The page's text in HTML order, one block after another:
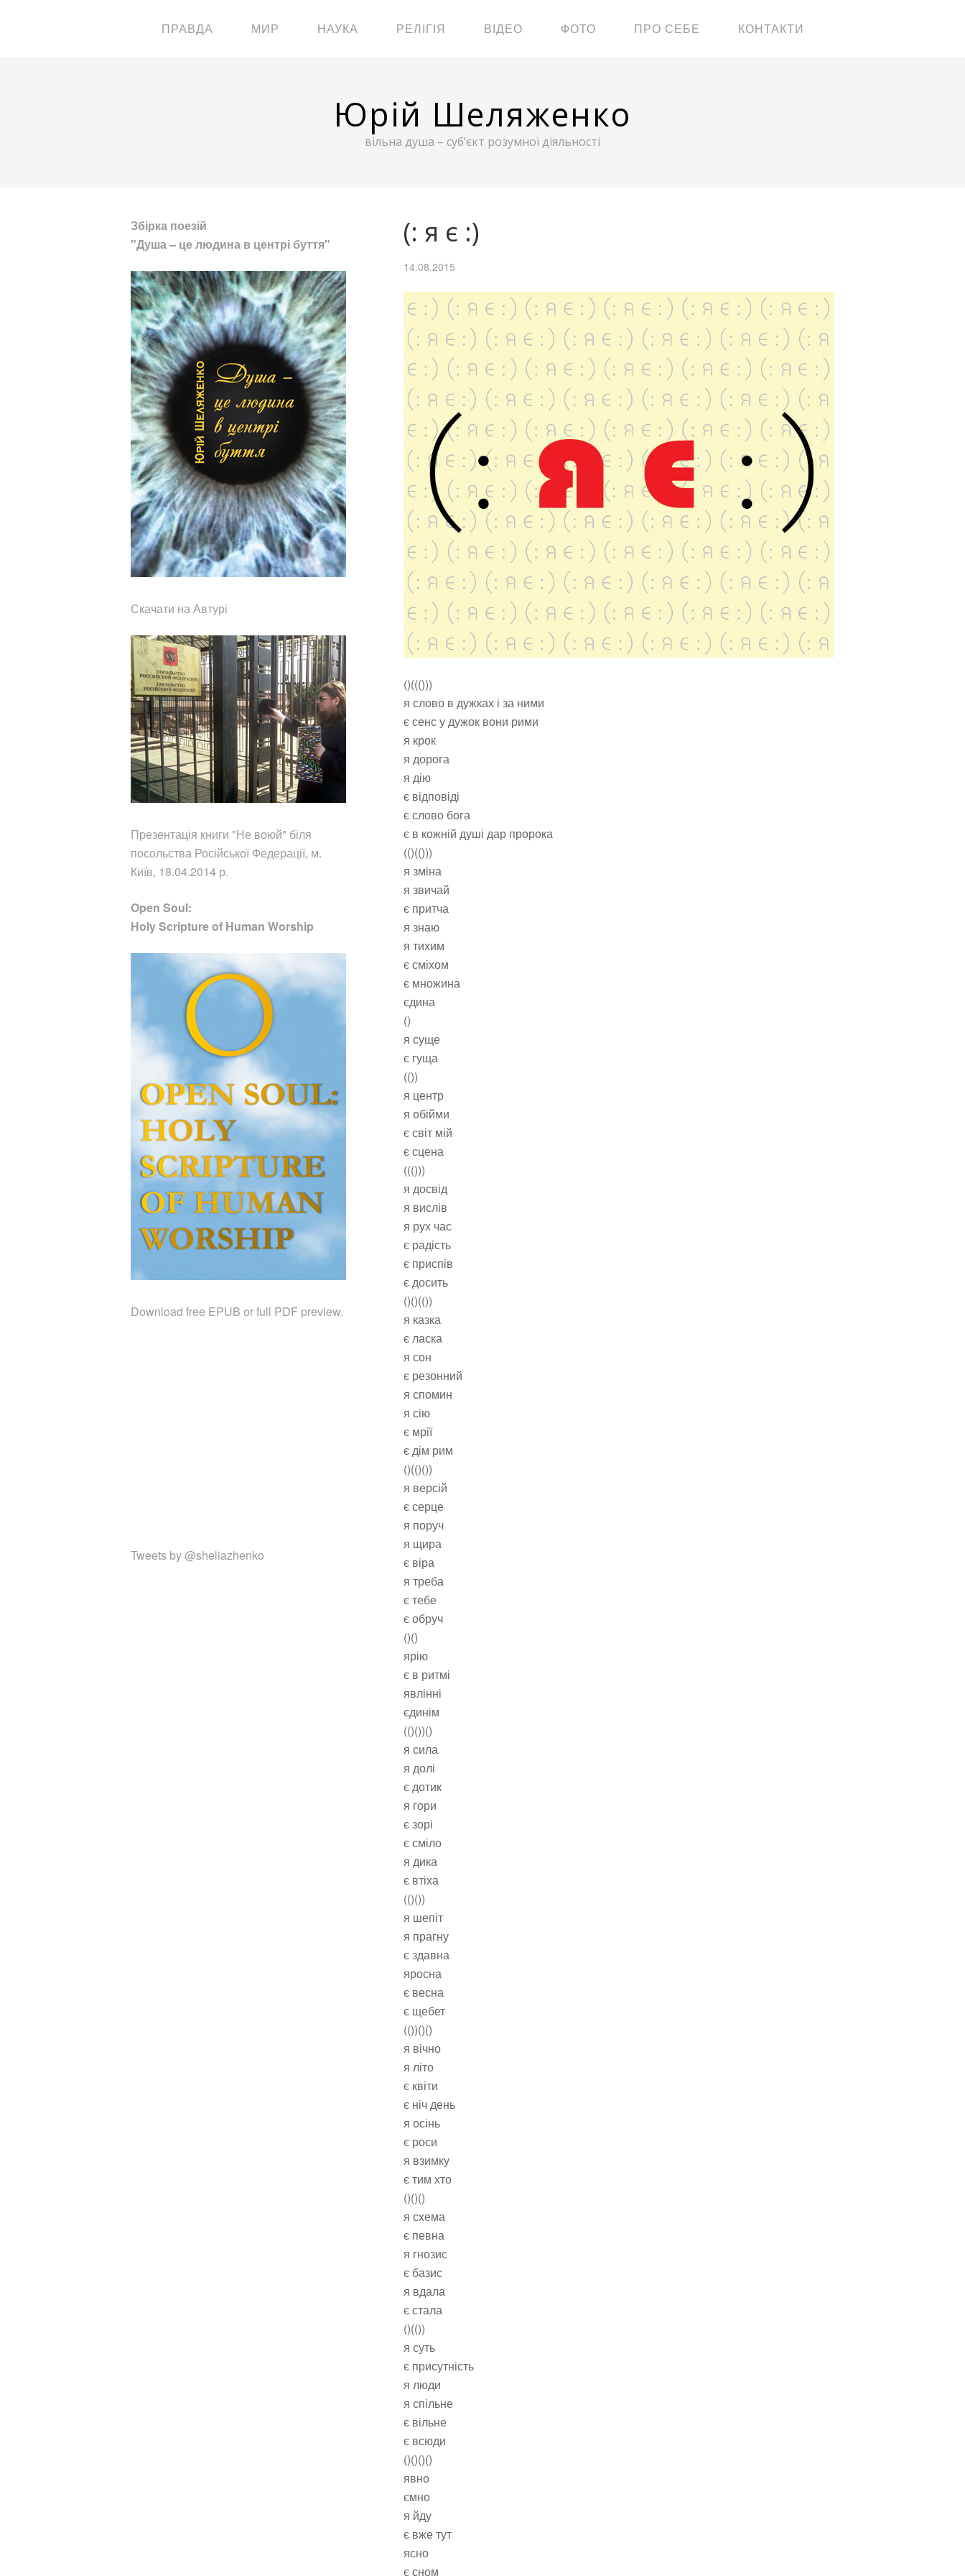
ПРАВДА МИР НАУКА РЕЛІГІЯ ВІДЕО ФОТО ПРО СЕБЕ КОНТАКТИ
Юрій Шеляженко
вільна душа – суб’єкт розумної діяльності
(: я є :)
14.08.2015
()((()))
я слово в дужках і за ними
є сенс у дужок вони рими
я крок
я дорога
я дію
є відповіді
є слово бога
є в кожній душі дар пророка
(()(()))
я зміна
я звичай
є притча
я знаю
я тихим
є сміхом
є множина
єдина
()
я суще
є гуща
(())
я центр
я обійми
є світ мій
є сцена
((()))
я досвід
я вислів
я рух час
є радість
є приспів
є досить
()()(())
я казка
є ласка
я сон
є резонний
я спомин
я сію
є мрії
є дім рим
()(()())
я версій
є серце
я поруч
я щира
є віра
я треба
є тебе
є обруч
()()
ярію
є в ритмі
явлінні
єдинім
(()())()
я сила
я долі
є дотик
я гори
є зорі
є сміло
я дика
є втіха
(()())
я шепіт
я прагну
є здавна
яросна
є весна
є щебет
(())()()
я вічно
я літо
є квіти
є ніч день
я осінь
є роси
я взимку
є тим хто
()()()
я схема
є певна
я гнозис
є базис
я вдала
є стала
()(())
я суть
є присутність
я люди
я спільне
є вільне
є всюди
()()()()
явно
ємно
я йду
є вже тут
ясно
є сном
Збірка поезій
"Душа – це людина в центрі буття"
Скачати на Автурі
Презентація книги "Не воюй" біля
посольства Російської Федерації, м.
Київ, 18.04.2014 р.
Open Soul:
Holy Scripture of Human Worship
Download free EPUB or full PDF preview.
Tweets by @sheliazhenko